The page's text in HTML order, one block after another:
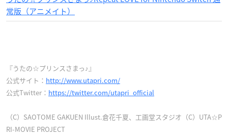
常版（アニメイト）
『うたの☆プリンスさまっ♪』
公式サイト： http://www.utapri.com/
公式Twitter： https://twitter.com/utapri_official
（C）SAOTOME GAKUEN Illust.倉花千夏、工画堂スタジオ（C）UTA☆P
RI-MOVIE PROJECT